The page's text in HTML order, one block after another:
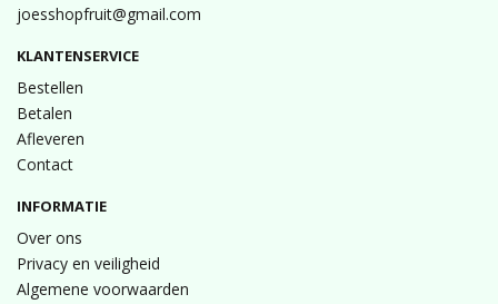
joesshopfruit@gmail.com
KLANTENSERVICE
Bestellen
Betalen
Afleveren
Contact
INFORMATIE
Over ons
Privacy en veiligheid
Algemene voorwaarden